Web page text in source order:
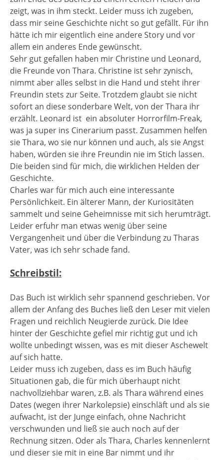
zeigt, was in ihm steckt. Leider muss ich zugeben,
dass mir seine Geschichte nicht so gut gefällt. Für ihn
hätte ich mir eigentlich eine andere Story und vor
allem ein anderes Ende gewünscht.
Sehr gut gefallen haben mir Christine und Leonard,
die Freunde von Thara. Christine ist sehr zynisch,
nimmt aber alles selbst in die Hand und steht ihrer
Freundin stets zur Seite. Trotzdem glaubt sie nicht
sofort an diese sonderbare Welt, von der Thara ihr
erzählt. Leonard ist ein absoluter Horrorfilm-Freak,
was ja super ins Cinerarium passt. Zusammen helfen
sie Thara, wo sie nur können und auch, als sie Angst
haben, würden sie ihre Freundin nie im Stich lassen.
Die beiden sind für mich, die wirklichen Helden der
Geschichte.
Charles war für mich auch eine interessante
Persönlichkeit. Ein älterer Mann, der Kuriositäten
sammelt und seine Geheimnisse mit sich herumträgt.
Leider erfuhr man etwas wenig über seine
Vergangenheit und über die Verbindung zu Tharas
Vater, was ich sehr schade fand.
Schreibstil:
Das Buch ist wirklich sehr spannend geschrieben. Vor
allem der Anfang des Buches ließ den Leser mit vielen
Fragen und reichlich Neugierde zurück. Die Idee
hinter der Geschichte gefiel mir richtig gut und ich
wollte unbedingt wissen, was es mit dieser Aschewelt
auf sich hatte.
Leider muss ich zugeben, dass es im Buch häufig
Situationen gab, die für mich überhaupt nicht
nachvollziehbar waren, z.B. als Thara während eines
Dates (wegen ihrer Narkolepsie) einschläft und als sie
aufwacht, ist der Junge einfach, ohne Nachricht
verschwunden und ließ sie auch noch auf der
Rechnung sitzen. Oder als Thara, Charles kennenlernt
und dieser sie mit in eine Bar nimmt und ihr